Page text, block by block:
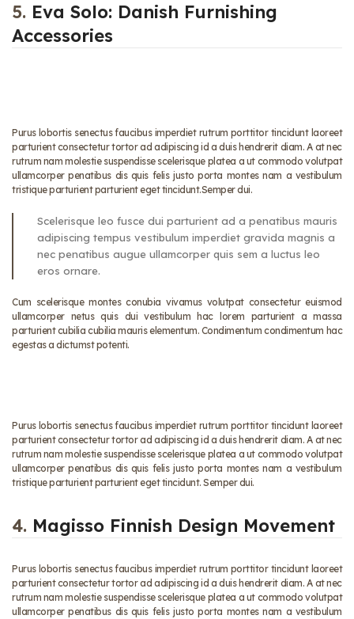
5. Eva Solo: Danish Furnishing
Accessories
Purus lobortis senectus faucibus imperdiet rutrum porttitor tincidunt laoreet
parturient consectetur tortor ad adipiscing id a duis hendrerit diam. A at nec
rutrum nam molestie suspendisse scelerisque platea a ut commodo volutpat
ullamcorper penatibus dis quis felis justo porta montes nam a vestibulum
tristique parturient parturient eget tincidunt.Semper dui.
Scelerisque leo fusce dui parturient ad a penatibus mauris
adipiscing tempus vestibulum imperdiet gravida magnis a
nec penatibus augue ullamcorper quis sem a luctus leo
eros ornare.
Cum scelerisque montes conubia vivamus volutpat consectetur euismod
ullamcorper netus quis dui vestibulum hac lorem parturient a massa
parturient cubilia cubilia mauris elementum. Condimentum condimentum hac
egestas a dictumst potenti.
Purus lobortis senectus faucibus imperdiet rutrum porttitor tincidunt laoreet
parturient consectetur tortor ad adipiscing id a duis hendrerit diam. A at nec
rutrum nam molestie suspendisse scelerisque platea a ut commodo volutpat
ullamcorper penatibus dis quis felis justo porta montes nam a vestibulum
tristique parturient parturient eget tincidunt. Semper dui.
4. Magisso Finnish Design Movement
Purus lobortis senectus faucibus imperdiet rutrum porttitor tincidunt laoreet
parturient consectetur tortor ad adipiscing id a duis hendrerit diam. A at nec
rutrum nam molestie suspendisse scelerisque platea a ut commodo volutpat
ullamcorper penatibus dis quis felis justo porta montes nam a vestibulum